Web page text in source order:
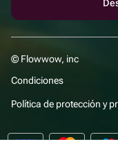
© Flowwow, inc
Condiciones
Política de protección y